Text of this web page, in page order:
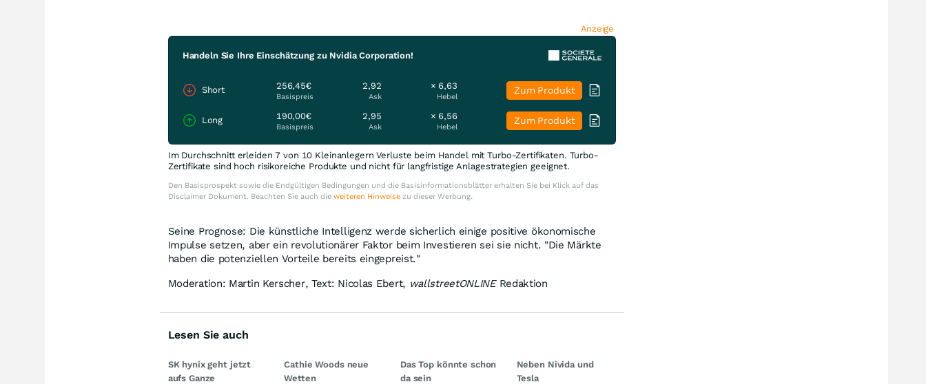
Anzeige
Handeln Sie Ihre Einschätzung zu Nvidia Corporation!
Short 256,45€
Basispreis
2,92
Ask
× 6,63
Hebel
Zum Produkt
Long 190,00€
Basispreis
2,95
Ask
× 6,56
Hebel
Zum Produkt
Im Durchschnitt erleiden 7 von 10 Kleinanlegern Verluste beim Handel mit Turbo-Zertifikaten. Turbo-
Zertifikate sind hoch risikoreiche Produkte und nicht für langfristige Anlagestrategien geeignet.
Den Basisprospekt sowie die Endgültigen Bedingungen und die Basisinformationsblätter erhalten Sie bei Klick auf das
Disclaimer Dokument. Beachten Sie auch die weiteren Hinweisezu dieser Werbung.
Seine Prognose: Die künstliche Intelligenz werde sicherlich einige positive ökonomische
Impulse setzen, aber ein revolutionärer Faktor beim Investieren sei sie nicht. "Die Märkte
haben die potenziellen Vorteile bereits eingepreist."
Moderation: Martin Kerscher, Text: Nicolas Ebert, wallstreetONLINE Redaktion
Lesen Sie auch
SK hynix geht jetzt
aufs Ganze
Cathie Woods neue
Wetten
Das Top könnte schon
da sein
Neben Nivida und
Tesla